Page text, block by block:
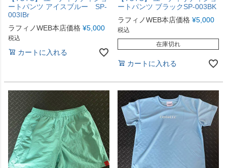
ートパンツ アイスブルー SP-
003IBr
ラフィノWEB本店価格 ¥5,000
税込
カートに入れる
ートパンツ ブラックSP-003BK
ラフィノWEB本店価格 ¥5,000
税込
在庫切れ
カートに入れる